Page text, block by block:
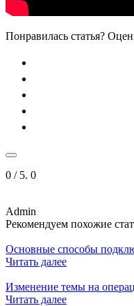
Понравилась статья?
0 / 5. 0
Admin
Рекомендуем похожие
Основные способы
Читать далее
Изменение темы на
Читать далее